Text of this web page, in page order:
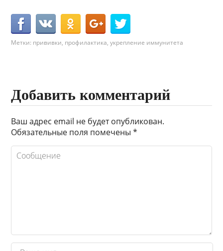
Метки: прививки, профилактика,укрепление иммунитета
Добавить комментарий
Ваш адрес email не будет опубликован.
Обязательные поля помечены*